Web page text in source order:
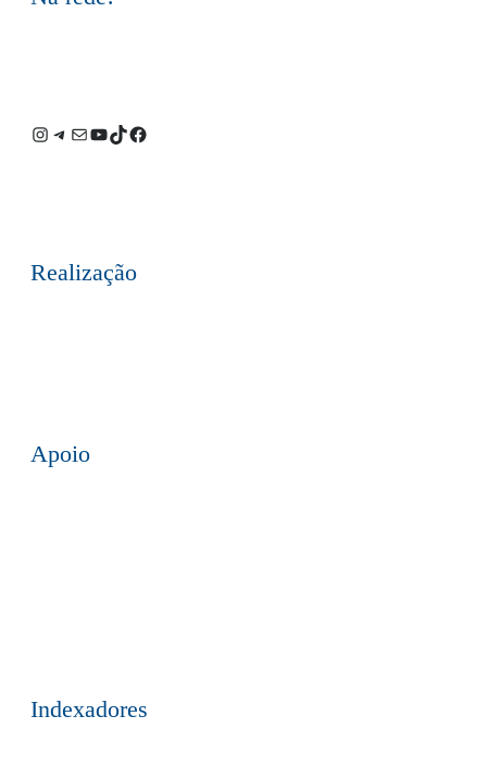
Instagram
Telegram
E-Youtube
TikTok
Facebook
Realização
Apoio
Indexadores